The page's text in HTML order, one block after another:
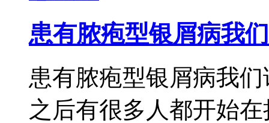
患有脓疱型银屑病我们
患有脓疱型银屑病我
之后有很多人都开始